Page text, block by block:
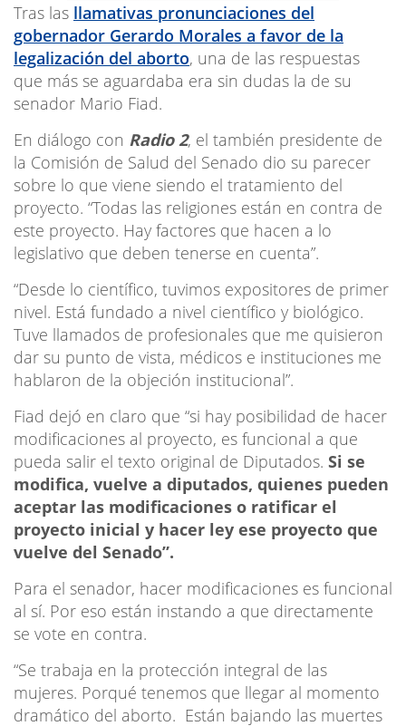
Tras las llamativas pronunciaciones del
gobernador Gerardo Morales a favor de la
legalización del aborto, una de las respuestas
que más se aguardaba era sin dudas la de su
senador Mario Fiad.
En diálogo con Radio 2, el también presidente de
la Comisión de Salud del Senado dio su parecer
sobre lo que viene siendo el tratamiento del
proyecto. “Todas las religiones están en contra de
este proyecto. Hay factores que hacen a lo
legislativo que deben tenerse en cuenta”.
“Desde lo científico, tuvimos expositores de primer
nivel. Está fundado a nivel científico y biológico.
Tuve llamados de profesionales que me quisieron
dar su punto de vista, médicos e instituciones me
hablaron de la objeción institucional”.
Fiad dejó en claro que “si hay posibilidad de hacer
modificaciones al proyecto, es funcional a que
pueda salir el texto original de Diputados. Si se
modifica, vuelve a diputados, quienes pueden
aceptar las modificaciones o ratificar el
proyecto inicial y hacer ley ese proyecto que
vuelve del Senado”.
Para el senador, hacer modificaciones es funcional
al sí. Por eso están instando a que directamente
se vote en contra.
“Se trabaja en la protección integral de las
mujeres. Porqué tenemos que llegar al momento
dramático del aborto. Están bajando las muertes